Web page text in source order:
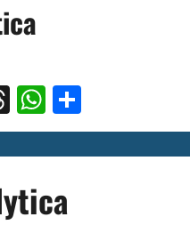
Threads
WhatsApp